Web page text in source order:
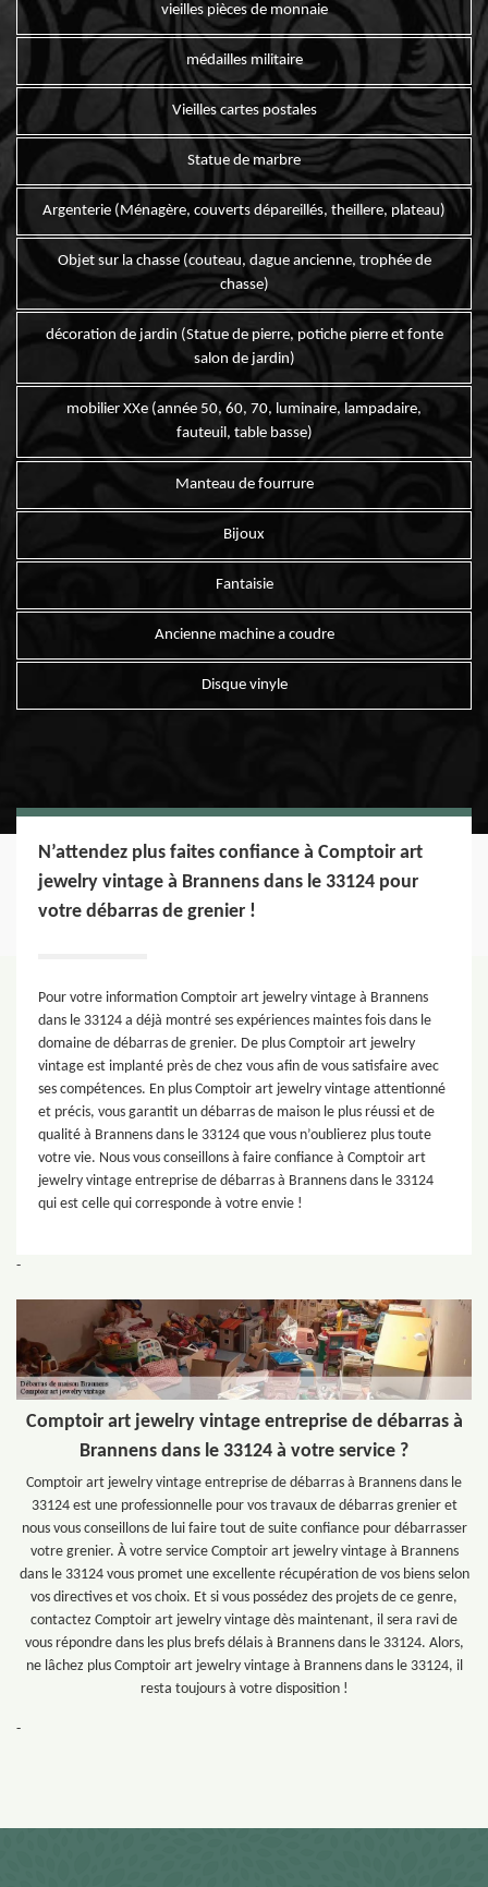
vieilles pièces de monnaie
médailles militaire
Vieilles cartes postales
Statue de marbre
Argenterie (Ménagère, couverts dépareillés, theillere, plateau)
Objet sur la chasse (couteau, dague ancienne, trophée de
chasse)
décoration de jardin (Statue de pierre, potiche pierre et fonte
salon de jardin)
mobilier XXe (année 50, 60, 70, luminaire, lampadaire,
fauteuil, table basse)
Manteau de fourrure
Bijoux
Fantaisie
Ancienne machine a coudre
Disque vinyle
N’attendez plus faites confiance à Comptoir art
jewelry vintage à Brannens dans le 33124 pour
votre débarras de grenier !
Pour votre information Comptoir art jewelry vintage à Brannens
dans le 33124 a déjà montré ses expériences maintes fois dans le
domaine de débarras de grenier. De plus Comptoir art jewelry
vintage est implanté près de chez vous afin de vous satisfaire avec
ses compétences. En plus Comptoir art jewelry vintage attentionné
et précis, vous garantit un débarras de maison le plus réussi et de
qualité à Brannens dans le 33124 que vous n’oublierez plus toute
votre vie. Nous vous conseillons à faire confiance à Comptoir art
jewelry vintage entreprise de débarras à Brannens dans le 33124
qui est celle qui corresponde à votre envie !
-
Comptoir art jewelry vintage entreprise de débarras à
Brannens dans le 33124 à votre service ?
Comptoir art jewelry vintage entreprise de débarras à Brannens dans le
33124 est une professionnelle pour vos travaux de débarras grenier et
nous vous conseillons de lui faire tout de suite confiance pour débarrasser
votre grenier. À votre service Comptoir art jewelry vintage à Brannens
dans le 33124 vous promet une excellente récupération de vos biens selon
vos directives et vos choix. Et si vous possédez des projets de ce genre,
contactez Comptoir art jewelry vintage dès maintenant, il sera ravi de
vous répondre dans les plus brefs délais à Brannens dans le 33124. Alors,
ne lâchez plus Comptoir art jewelry vintage à Brannens dans le 33124, il
resta toujours à votre disposition !
-